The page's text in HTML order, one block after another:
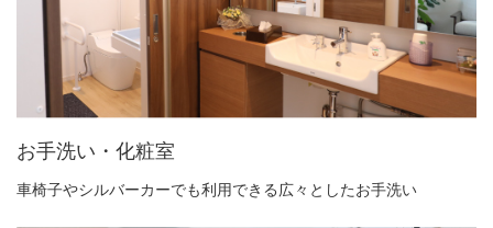
お手洗い・化粧室
車椅子やシルバーカーでも利用できる広々としたお手洗い